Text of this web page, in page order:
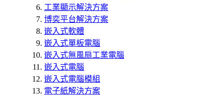
工業顯示解決方案
博奕平台解決方案
嵌入式軟體
嵌入式單板電腦
嵌入式無風扇工業電腦
嵌入式電腦
嵌入式電腦模組
電子紙解決方案